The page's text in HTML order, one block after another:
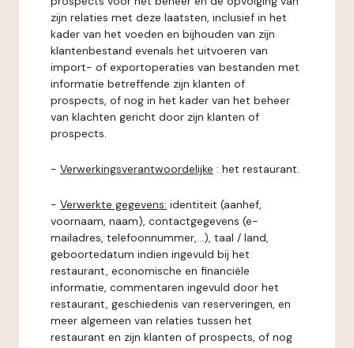
zijn relaties met deze laatsten, inclusief in het
kader van het voeden en bijhouden van zijn
klantenbestand evenals het uitvoeren van
import- of exportoperaties van bestanden met
informatie betreffende zijn klanten of
prospects, of nog in het kader van het beheer
van klachten gericht door zijn klanten of
prospects.
- Verwerkingsverantwoordelijke : het restaurant.
- Verwerkte gegevens: identiteit (aanhef,
voornaam, naam), contactgegevens (e-
mailadres, telefoonnummer,...), taal / land,
geboortedatum indien ingevuld bij het
restaurant, economische en financiële
informatie, commentaren ingevuld door het
restaurant, geschiedenis van reserveringen, en
meer algemeen van relaties tussen het
restaurant en zijn klanten of prospects, of nog